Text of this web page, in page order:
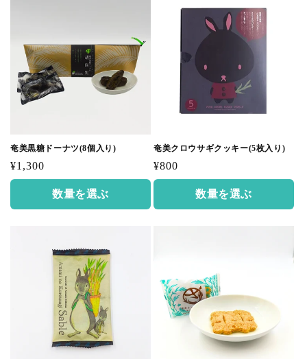
奄美黒糖ドーナツ(8個入り)
通
常
格
¥1,300
数量を選ぶ
奄美クロウサギクッキー(5枚入り)
通
常
格
¥800
数量を選ぶ